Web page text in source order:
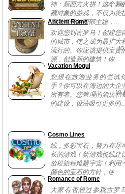
神：新西方火拼！这个新
藏对象的游戏，不仅为您
享受狂野的西部主题，...
16,
Ancient Rome
欢迎您到古罗马！创建您
的城市，使之成为最扩大
流行的。你应该提供宝贵
源，创造新的建筑！你...
Vacation Mogul
您想在旅游业务的尝试
手？你可以在海边的大企
所有者。您管理的酒店和
的建设，设法吸引更多的...
18,
Cosmo Lines
线，多彩宝石，努力在尽
长的游戏！新游戏悦线建
放松旅程难题宇宙！利用
颜色的宝石的方针，使...
Romance of Rome
大家有否想过参观古罗